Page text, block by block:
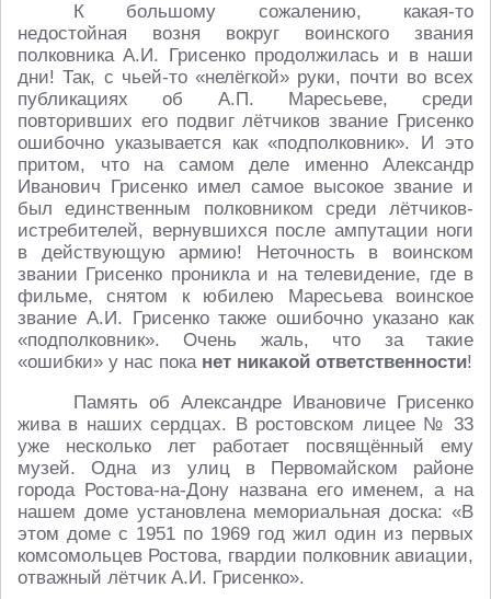
К большому сожалению, какая-то
недостойная возня вокруг воинского звания
полковника А.И. Грисенко продолжилась и в наши
дни! Так, с чьей-то «нелёгкой» руки, почти во всех
публикациях об А.П. Маресьеве, среди
повторивших его подвиг лётчиков звание Грисенко
ошибочно указывается как «подполковник». И это
притом, что на самом деле именно Александр
Иванович Грисенко имел самое высокое звание и
был единственным полковником среди лётчиков-
истребителей, вернувшихся после ампутации ноги
в действующую армию! Неточность в воинском
звании Грисенко проникла и на телевидение, где в
фильме, снятом к юбилею Маресьева воинское
звание А.И. Грисенко также ошибочно указано как
«подполковник». Очень жаль, что за такие
«ошибки» у нас пока нет никакой ответственности!
Память об Александре Ивановиче Грисенко
жива в наших сердцах. В ростовском лицее № 33
уже несколько лет работает посвящённый ему
музей. Одна из улиц в Первомайском районе
города Ростова-на-Дону названа его именем, а на
нашем доме установлена мемориальная доска: «В
этом доме с 1951 по 1969 год жил один из первых
комсомольцев Ростова, гвардии полковник авиации,
отважный лётчик А.И. Грисенко».